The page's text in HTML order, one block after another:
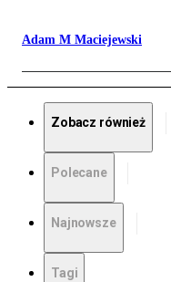
Adam M Maciejewski
Zobacz również
Polecane
Najnowsze
Tagi